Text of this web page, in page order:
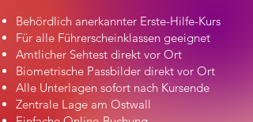
Behördlich anerkannter Erste-Hilfe-Kurs
Für alle Führerscheinklassen geeignet
Amtlicher Sehtest direkt vor Ort
Biometrische Passbilder direkt vor Ort
Alle Unterlagen sofort nach Kursende
Zentrale Lage am Ostwall